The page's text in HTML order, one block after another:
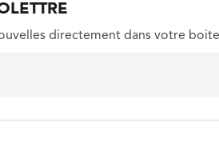
directement dans votre